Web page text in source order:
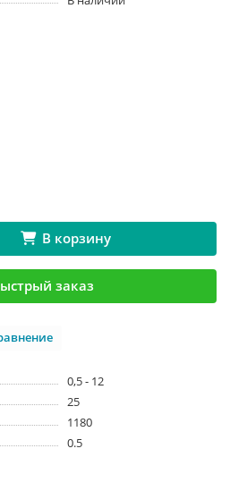
В корзину
заказ
0,5 - 12
25
1180
0.5